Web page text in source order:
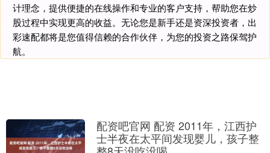
计理念，提供便捷的在线操作和专业的客户支持，帮助您在炒
股过程中实现更高的收益。无论您是新手还是资深投资者，出
彩速配都将是您值得信赖的合作伙伴，为您的投资之路保驾护
航。
配资吧官网 配资 2011年，江西护
士半夜在太平间发现婴儿，孩子整